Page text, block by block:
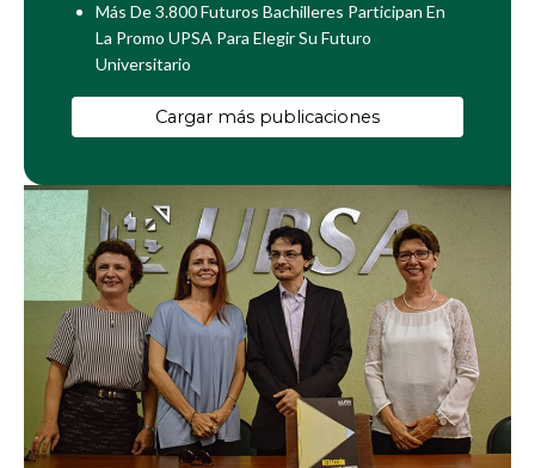
Más De 3.800 Futuros Bachilleres Participan En
La Promo UPSA Para Elegir Su Futuro
Universitario
Cargar más publicaciones